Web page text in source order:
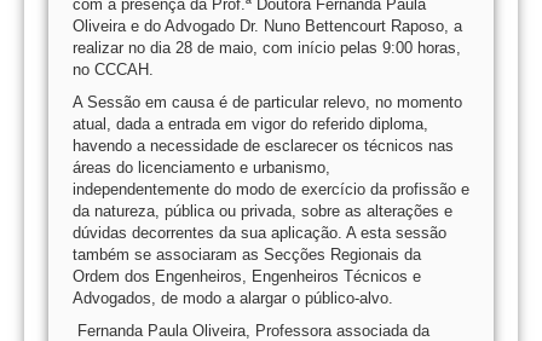
com a presença da Prof.ª Doutora Fernanda Paula
Oliveira e do Advogado Dr. Nuno Bettencourt Raposo, a
realizar no dia 28 de maio, com início pelas 9:00 horas,
no CCCAH.
A Sessão em causa é de particular relevo, no momento
atual, dada a entrada em vigor do referido diploma,
havendo a necessidade de esclarecer os técnicos nas
áreas do licenciamento e urbanismo,
independentemente do modo de exercício da profissão e
da natureza, pública ou privada, sobre as alterações e
dúvidas decorrentes da sua aplicação. A esta sessão
também se associaram as Secções Regionais da
Ordem dos Engenheiros, Engenheiros Técnicos e
Advogados, de modo a alargar o público-alvo.
Fernanda Paula Oliveira, Professora associada da